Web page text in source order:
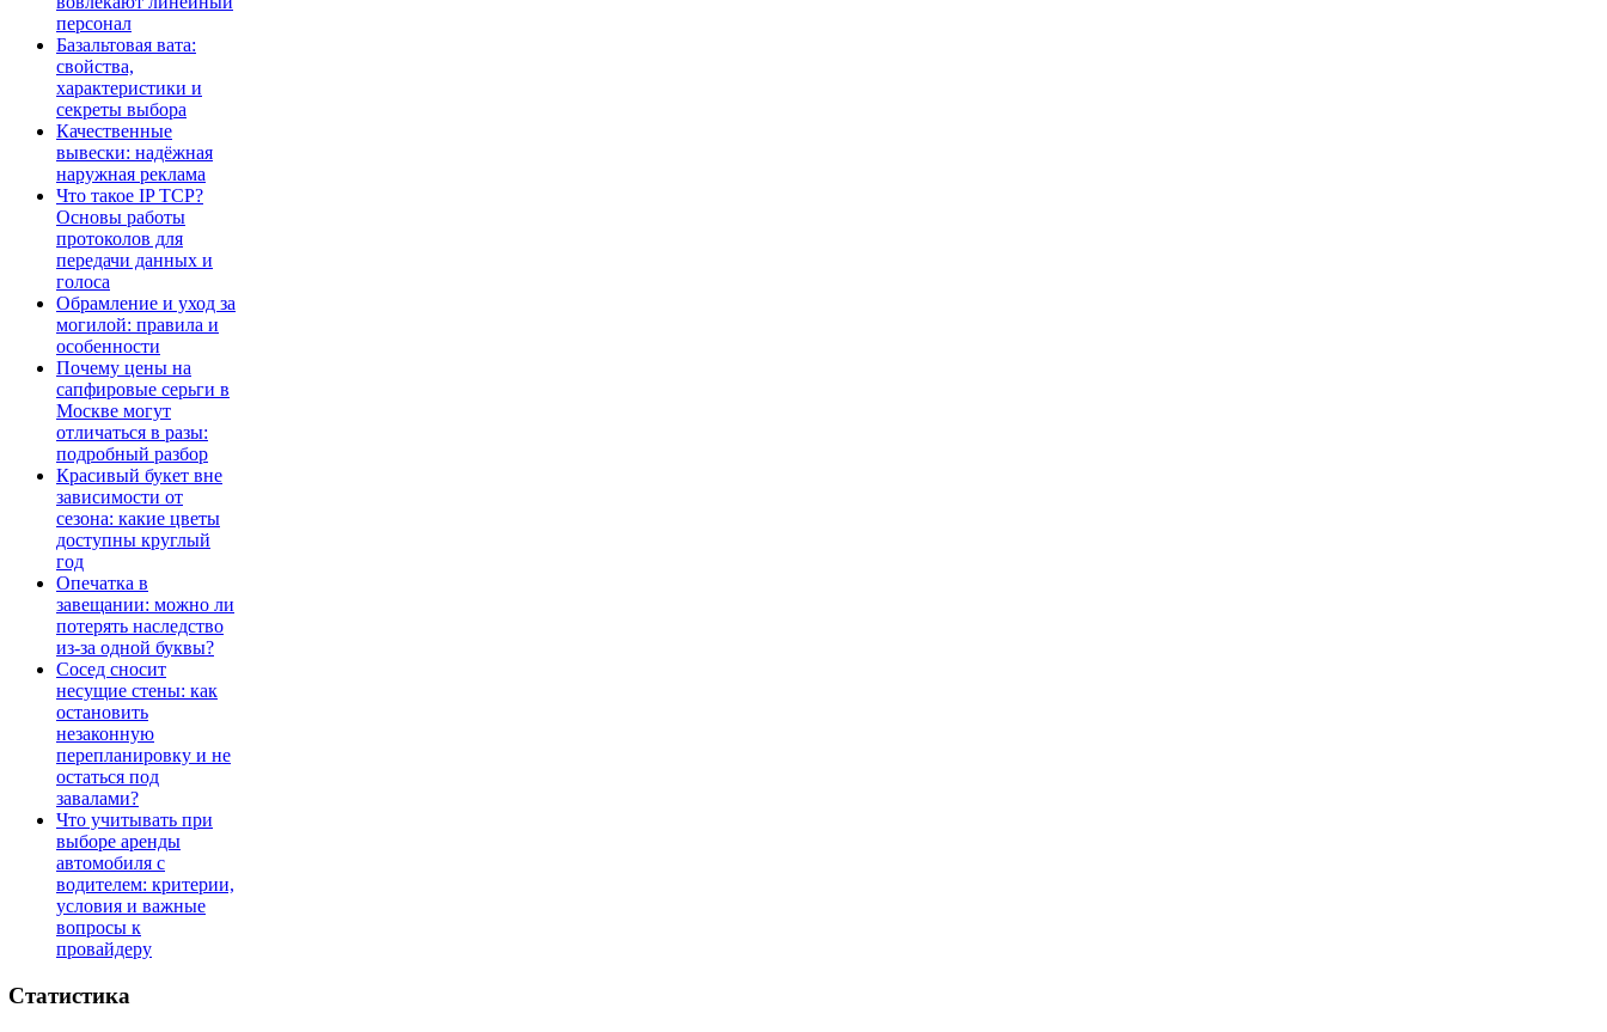
персонал
Базальтовая вата:
свойства,
характеристики и
секреты выбора
Качественные
вывески: надёжная
наружная реклама
Что такое IP TCP?
Основы работы
протоколов для
передачи данных и
голоса
Обрамление и уход за
могилой: правила и
особенности
Почему цены на
сапфировые серьги в
Москве могут
отличаться в разы:
подробный разбор
Красивый букет вне
зависимости от
сезона: какие цветы
доступны круглый
год
Опечатка в
завещании: можно ли
потерять наследство
из-за одной буквы?
Сосед сносит
несущие стены: как
остановить
незаконную
перепланировку и не
остаться под
завалами?
Что учитывать при
выборе аренды
автомобиля с
водителем: критерии,
условия и важные
вопросы к
провайдеру
Статистика